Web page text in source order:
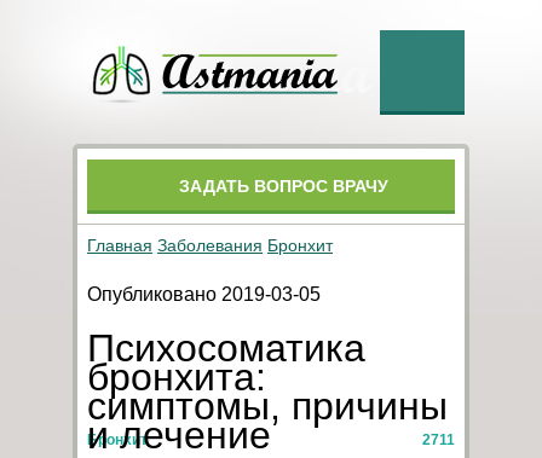
ЗАДАТЬ ВОПРОС ВРАЧУ
Главная Заболевания Бронхит
Опубликовано 2019-03-05
Психосоматика
бронхита:
симптомы, причины
и лечение
Бронхит 2711